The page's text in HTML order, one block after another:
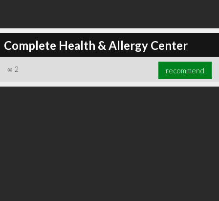
Complete Health & Allergy Center
∞ 2 recommend